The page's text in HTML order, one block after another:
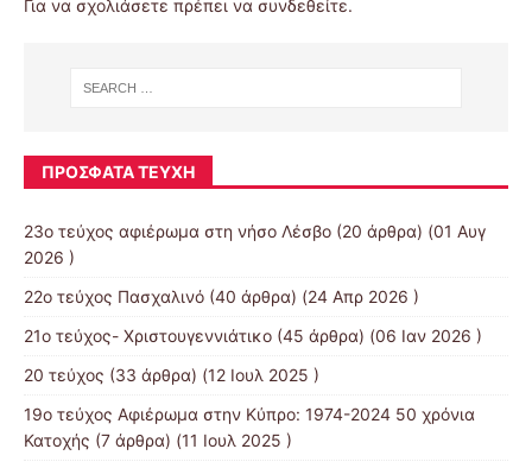
Για να σχολιάσετε πρέπει να συνδεθείτε.
ΠΡΌΣΦΑΤΑ ΤΕΎΧΗ
23ο τεύχος αφιέρωμα στη νήσο Λέσβο (20 άρθρα) (01 Αυγ
2026 )
22ο τεύχος Πασχαλινό (40 άρθρα) (24 Απρ 2026 )
21ο τεύχος- Χριστουγεννιάτικο (45 άρθρα) (06 Ιαν 2026 )
20 τεύχος (33 άρθρα) (12 Ιουλ 2025 )
19o τεύχος Αφιέρωμα στην Κύπρο: 1974-2024 50 χρόνια
Κατοχής (7 άρθρα) (11 Ιουλ 2025 )